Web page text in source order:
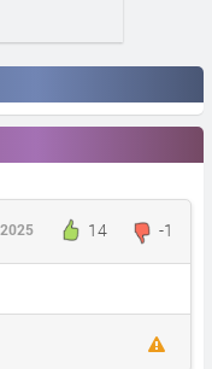
14 -1